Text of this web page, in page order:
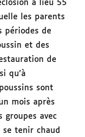
a lieu 55
les parents
périodes de
et des
de
qu’à
sont
mois après
groupes avec
se tenir chaud